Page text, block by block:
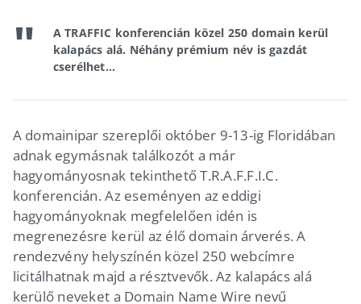
A TRAFFIC konferencián közel 250 domain kerül
kalapács alá. Néhány prémium név is gazdát
cserélhet...
A domainipar szereplői október 9-13-ig Floridában
adnak egymásnak találkozót a már
hagyományosnak tekinthető T.R.A.F.F.I.C.
konferencián. Az eseményen az eddigi
hagyományoknak megfelelően idén is
megrenezésre kerül az élő domain árverés. A
rendezvény helyszínén közel 250 webcímre
licitálhatnak majd a résztvevők. Az kalapács alá
kerülő neveket a Domain Name Wire nevű